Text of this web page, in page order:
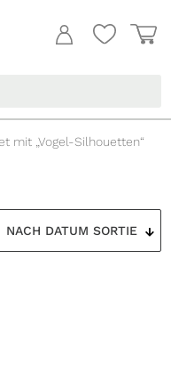
mit „Vogel-Silhouetten“